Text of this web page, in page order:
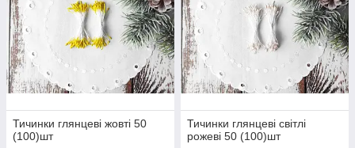
Тичинки глянцеві жовті 50
(100)шт
Тичинки глянцеві світлі
рожеві 50 (100)шт